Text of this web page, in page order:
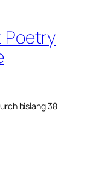
Poetry
bislang 38